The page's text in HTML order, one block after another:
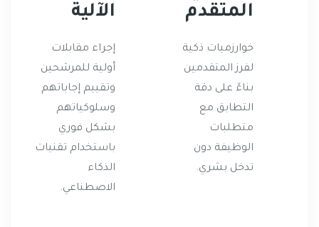
المتقدم
خوارزميات ذكية
لفرز المتقدمين
بناءً على دقة
التطابق مع
متطلبات
الوظيفة دون
تدخل بشري.
الآلية
إجراء مقابلات
أولية للمرشحين
وتقييم إجاباتهم
وسلوكياتهم
بشكل فوري
باستخدام تقنيات
الذكاء
الاصطناعي.